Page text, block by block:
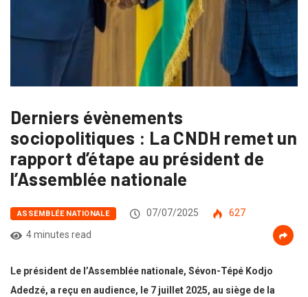
Derniers évènements
sociopolitiques : La CNDH remet un
rapport d’étape au président de
l’Assemblée nationale
ASSEMBLÉE NATIONALE 07/07/2025
627
4 minutes read
Le président de l’Assemblée nationale, Sévon-Tépé Kodjo
Adedzé, a reçu en audience, le 7 juillet 2025, au siège de la